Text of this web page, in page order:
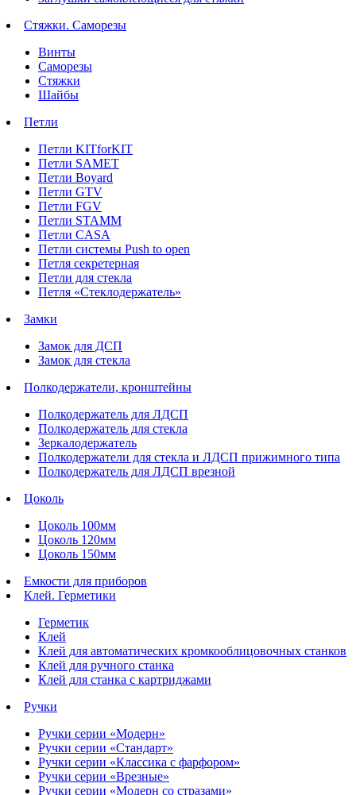
Стяжки. Саморезы
Винты
Саморезы
Стяжки
Шайбы
Петли
Петли KITforKIT
Петли SAMET
Петли Boyard
Петли GTV
Петли FGV
Петли STAMM
Петли CASA
Петли системы Push to open
Петля секретерная
Петли для стекла
Петля «Стеклодержатель»
Замки
Замок для ДСП
Замок для стекла
Полкодержатели, кронштейны
Полкодержатель для ЛДСП
Полкодержатель для стекла
Зеркалодержатель
Полкодержатели для стекла и ЛДСП прижимного типа
Полкодержатель для ЛДСП врезной
Цоколь
Цоколь 100мм
Цоколь 120мм
Цоколь 150мм
Емкости для приборов
Клей. Герметики
Герметик
Клей
Клей для автоматических кромкооблицовочных станков
Клей для ручного станка
Клей для станка с картриджами
Ручки
Ручки серии «Модерн»
Ручки серии «Стандарт»
Ручки серии «Классика с фарфором»
Ручки серии «Врезные»
Ручки серии «Модерн со стразами»